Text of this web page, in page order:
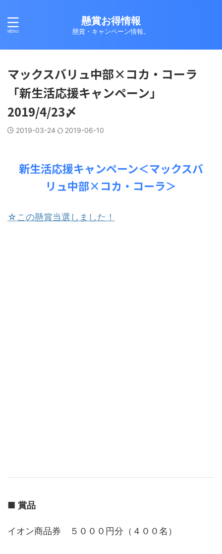
懸賞お得情報
懸賞・キャンペーン情報。
マックスバリュ中部×コカ・コーラ
「新生活応援キャンペーン」
2019/4/23〆
2019-03-24 2019-06-10
新生活応援キャンペーン＜マックスバ
リュ中部×コカ・コーラ＞
☆この懸賞当選しました！
■ 賞品
イオン商品券 ５０００円分（４００名）